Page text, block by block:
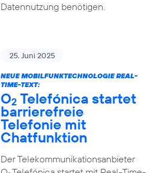
Datennutzung benötigen.
25. Juni 2025
NEUE MOBILFUNKTECHNOLOGIE REAL-
TIME-TEXT:
O2 Telefónica startet
barrierefreie
Telefonie mit
Chatfunktion
Der Telekommunikationsanbieter